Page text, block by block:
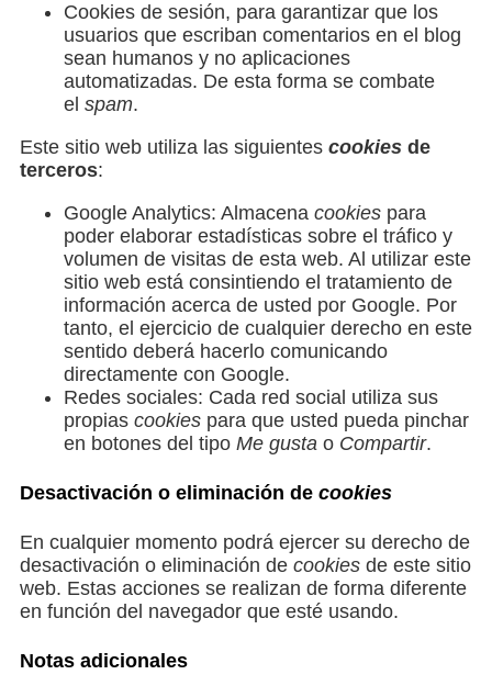
Cookies de sesión, para garantizar que los
usuarios que escriban comentarios en el blog
sean humanos y no aplicaciones
automatizadas. De esta forma se combate
el spam.
Este sitio web utiliza las siguientes cookies de
terceros:
Google Analytics: Almacena cookies para
poder elaborar estadísticas sobre el tráfico y
volumen de visitas de esta web. Al utilizar este
sitio web está consintiendo el tratamiento de
información acerca de usted por Google. Por
tanto, el ejercicio de cualquier derecho en este
sentido deberá hacerlo comunicando
directamente con Google.
Redes sociales: Cada red social utiliza sus
propias cookies para que usted pueda pinchar
en botones del tipo Me gusta o Compartir.
Desactivación o eliminación de cookies
En cualquier momento podrá ejercer su derecho de
desactivación o eliminación de cookies de este sitio
web. Estas acciones se realizan de forma diferente
en función del navegador que esté usando.
Notas adicionales